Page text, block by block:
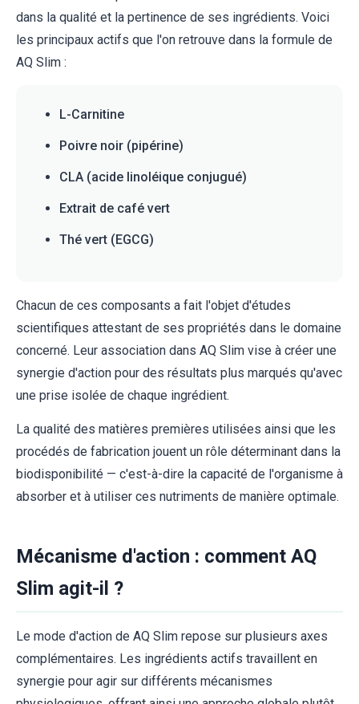
dans la qualité et la pertinence de ses ingrédients. Voici
les principaux actifs que l'on retrouve dans la formule de
AQ Slim :
L-Carnitine
Poivre noir (pipérine)
CLA (acide linoléique conjugué)
Extrait de café vert
Thé vert (EGCG)
Chacun de ces composants a fait l'objet d'études
scientifiques attestant de ses propriétés dans le domaine
concerné. Leur association dans AQ Slim vise à créer une
synergie d'action pour des résultats plus marqués qu'avec
une prise isolée de chaque ingrédient.
La qualité des matières premières utilisées ainsi que les
procédés de fabrication jouent un rôle déterminant dans la
biodisponibilité — c'est-à-dire la capacité de l'organisme à
absorber et à utiliser ces nutriments de manière optimale.
Mécanisme d'action : comment AQ
Slim agit-il ?
Le mode d'action de AQ Slim repose sur plusieurs axes
complémentaires. Les ingrédients actifs travaillent en
synergie pour agir sur différents mécanismes